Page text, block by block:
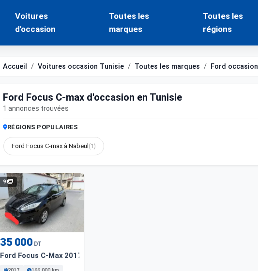
Voitures
d'occasion
Toutes les
marques
Toutes les
régions
Accueil Voitures occasion Tunisie Toutes les marques Ford occasion
Ford Focus C-max d'occasion en Tunisie
1 annonces trouvées
RÉGIONS POPULAIRES
Ford Focus C-max à Nabeul (1)
9
35 000 DT
Ford Focus C-Max 2017 166000 Km